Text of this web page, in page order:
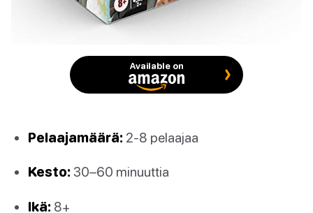
Available on
Pelaajamäärä: 2-8 pelaajaa
Kesto: 30–60 minuuttia
Ikä: 8+